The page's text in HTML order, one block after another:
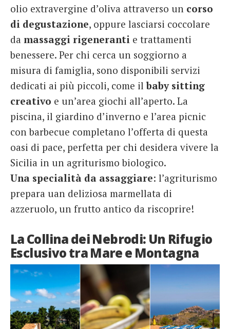
olio extravergine d’oliva attraverso un corso
di degustazione, oppure lasciarsi coccolare
da massaggi rigeneranti e trattamenti
benessere. Per chi cerca un soggiorno a
misura di famiglia, sono disponibili servizi
dedicati ai più piccoli, come ilbaby sitting
creativo e un’area giochi all’aperto. La
piscina, il giardino d’inverno e l’area picnic
con barbecue completano l’offerta di questa
oasi di pace, perfetta per chi desidera vivere la
Sicilia in un agriturismo biologico.
Una specialità da assaggiare: l’agriturismo
prepara uan deliziosa marmellata di
azzeruolo, un frutto antico da riscoprire!
La Collina dei Nebrodi: Un Rifugio
Esclusivo tra Mare e Montagna